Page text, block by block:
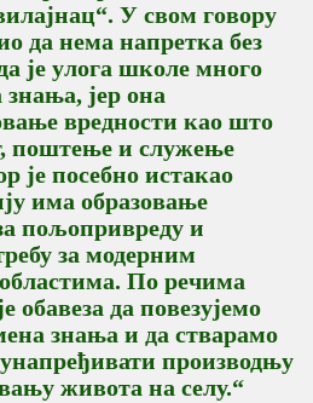
У свом говору
да нема напретка без
је улога школе много
јер она
вредности као што
поштење и служење
је посебно истакао
има образовање
пољопривреду и
за модерним
По речима
обавеза да повезујемо
знања и да стварамо
производњу
живота на селу.“